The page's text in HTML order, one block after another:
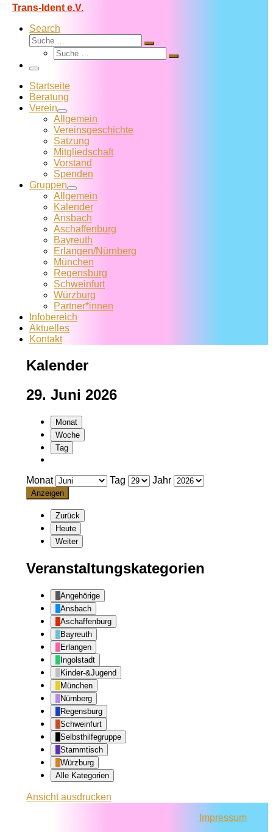
Trans-Ident e.V.
Search
Suche
Suche
Suche
Suche
Menü
Startseite
Beratung
Verein
Allgemein
Vereins­geschichte
Satzung
Mitglied­schaft
Vorstand
Spenden
Gruppen
Allgemein
Kalender
Ansbach
Aschaffenburg
Bayreuth
Erlangen/Nürnberg
München
Regensburg
Schweinfurt
Würzburg
Partner*innen
Infobereich
Aktuelles
Kontakt
Kalender
29. Juni 2026
Monat
Woche
Tag
Monat Tag Jahr
Zurück
Heute
Weiter
Veranstaltungskategorien
Angehörige
Ansbach
Aschaffenburg
Bayreuth
Erlangen
Ingolstadt
Kinder-&Jugend
München
Nürnberg
Regensburg
Schweinfurt
Selbsthilfegruppe
Stammtisch
Würzburg
Alle Kategorien
Ansichtausdrucken
Impressum